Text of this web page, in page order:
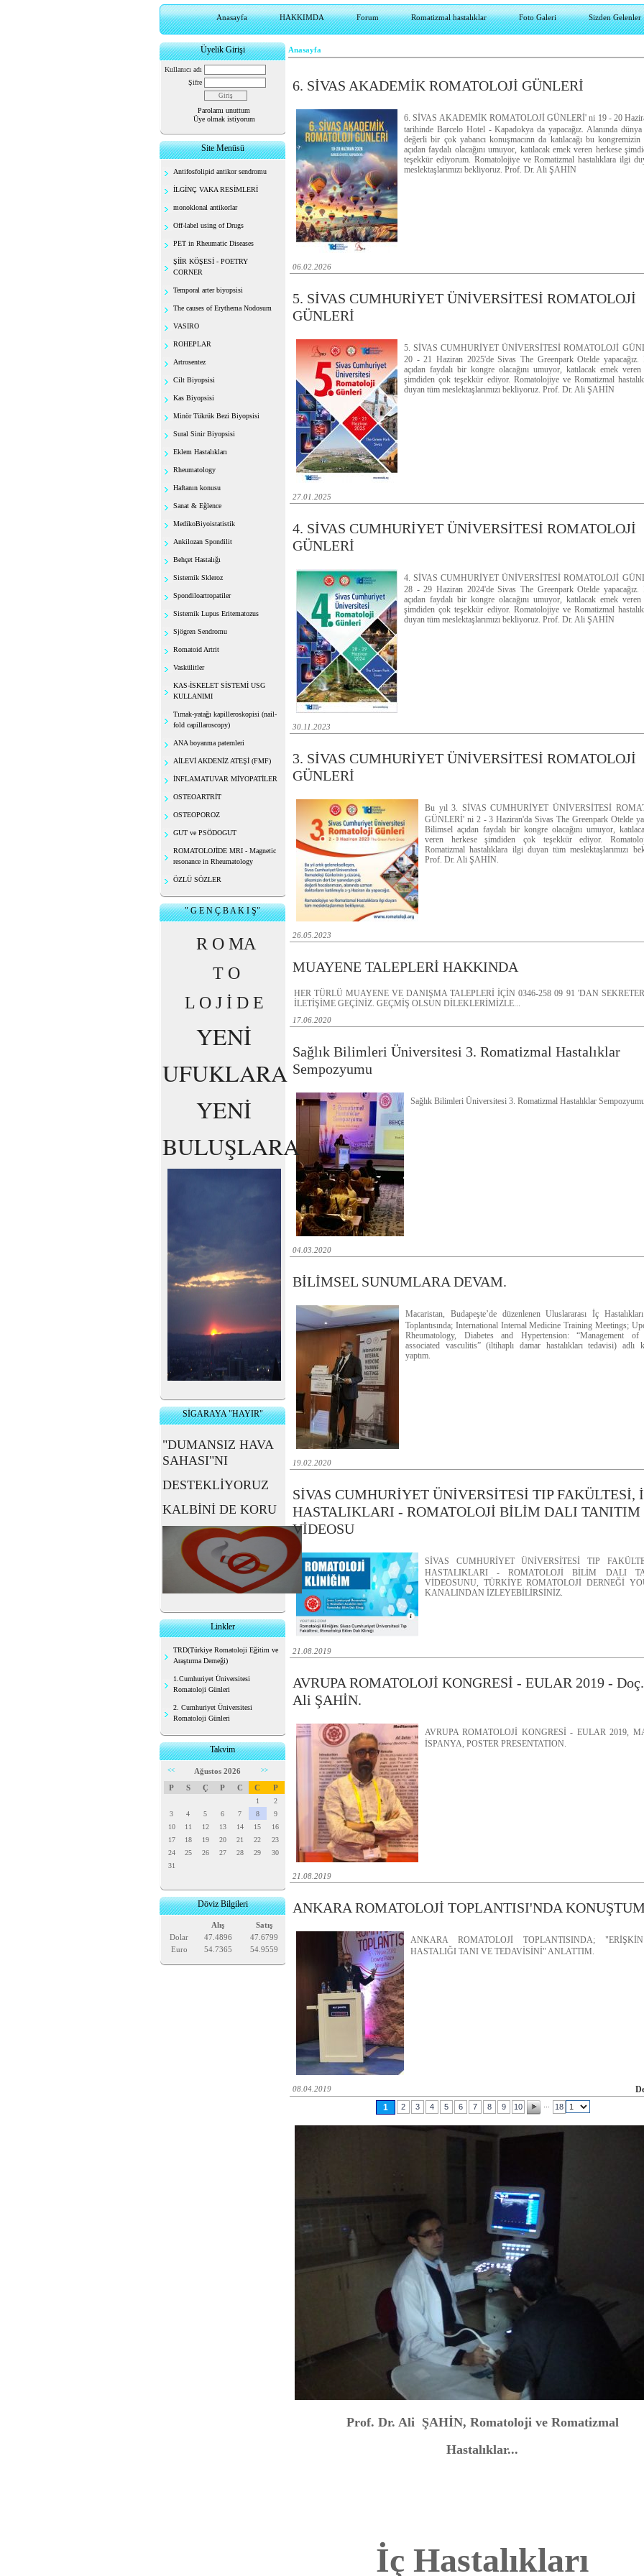
Anasayfa HAKKIMDA Forum Romatizmal hastalıklar Foto Galeri Sizden Gelenler
Üyelik Girişi
Kullanıcı adı
Şifre
Parolamı unuttum
Üye olmak istiyorum
Site Menüsü
Antifosfolipid antikor sendromu
İLGİNÇ VAKA RESİMLERİ
monoklonal antikorlar
Off-label using of Drugs
PET in Rheumatic Diseases
ŞİİR KÖŞESİ - POETRY
CORNER
Temporal arter biyopsisi
The causes of Erythema Nodosum
VASIRO
ROHEPLAR
Artrosentez
Cilt Biyopsisi
Kas Biyopsisi
Minör Tükrük Bezi Biyopsisi
Sural Sinir Biyopsisi
Eklem Hastalıkları
Rheumatology
Haftanın konusu
Sanat & Eğlence
MedikoBiyoistatistik
Ankilozan Spondilit
Behçet Hastalığı
Sistemik Skleroz
Spondiloartropatiler
Sistemik Lupus Eritematozus
Sjögren Sendromu
Romatoid Artrit
Vaskülitler
KAS-İSKELET SİSTEMİ USG
KULLANIMI
Tırnak-yatağı kapilleroskopisi (nail-
fold capillaroscopy)
ANA boyanma paternleri
AİLEVİ AKDENİZ ATEŞİ (FMF)
İNFLAMATUVAR MİYOPATİLER
OSTEOARTRİT
OSTEOPOROZ
GUT ve PSÖDOGUT
ROMATOLOJİDE MRI - Magnetic
resonance in Rheumatology
ÖZLÜ SÖZLER
" G E N Ç B A K I Ş"
R O MA
T O
L O J İ D E
YENİ
UFUKLARA
YENİ
BULUŞLARA
SİGARAYA "HAYIR"
"DUMANSIZ HAVA
SAHASI"NI
DESTEKLİYORUZ
KALBİNİ DE KORU
Linkler
TRD(Türkiye Romatoloji Eğitim ve
Araştırma Derneği)
1.Cumhuriyet Üniversitesi
Romatoloji Günleri
2. Cumhuriyet Üniversitesi
Romatoloji Günleri
Takvim
<< Ağustos 2026 >>
P S Ç P C C P
1
2
3
4 5 6 7 8
9
10
11 12 13 14 15
16
17
18 19 20 21 22
23
24
25 26 27 28 29
30
31
Döviz Bilgileri
Alış
Satış
Dolar
47.4896
47.6799
Euro
54.7365 54.9559
Anasayfa
6. SİVAS AKADEMİK ROMATOLOJİ GÜNLERİ
6. SİVAS AKADEMİK ROMATOLOJİ GÜNLERİ' ni 19 - 20
tarihinde Barcelo Hotel - Kapadokya da yapacağız. Alanında dünya
değerli bir çok yabancı konuşmacınn da katılacağı bu
açıdan faydalı olacağını umuyor, katılacak emek veren herkese
teşekkür ediyorum. Romatolojiye ve Romatizmal hastalıklara ilgi
meslektaşlarımızı bekliyoruz. Prof. Dr. Ali ŞAHİN
06.02.2026
5. SİVAS CUMHURİYET ÜNİVERSİTESİ ROMATOLOJİ
GÜNLERİ
5. SİVAS CUMHURİYET ÜNİVERSİTESİ ROMATOLOJİ
20 - 21 Haziran 2025'de Sivas The Greenpark Otelde yapacağız.
açıdan faydalı bir kongre olacağını umuyor, katılacak emek veren
şimdiden çok teşekkür ediyor. Romatolojiye ve Romatizmal
duyan tüm meslektaşlarımızı bekliyoruz. Prof. Dr. Ali ŞAHİN
27.01.2025
4. SİVAS CUMHURİYET ÜNİVERSİTESİ ROMATOLOJİ
GÜNLERİ
4. SİVAS CUMHURİYET ÜNİVERSİTESİ ROMATOLOJİ
28 - 29 Haziran 2024'de Sivas The Greenpark Otelde yapacağız.
açıdan faydalı bir kongre olacağını umuyor, katılacak emek veren
şimdiden çok teşekkür ediyor. Romatolojiye ve Romatizmal
duyan tüm meslektaşlarımızı bekliyoruz. Prof. Dr. Ali ŞAHİN
30.11.2023
3. SİVAS CUMHURİYET ÜNİVERSİTESİ ROMATOLOJİ
GÜNLERİ
Bu yıl 3. SİVAS CUMHURİYET ÜNİVERSİTESİ
GÜNLERİ' ni 2 - 3 Haziran'da Sivas The Greenpark Otelde
Bilimsel açıdan faydalı bir kongre olacağını umuyor,
veren herkese şimdiden çok teşekkür ediyor.
Romatizmal hastalıklara ilgi duyan tüm meslektaşlarımızı
Prof. Dr. Ali ŞAHİN.
26.05.2023
MUAYENE TALEPLERİ HAKKINDA
HER TÜRLÜ MUAYENE VE DANIŞMA TALEPLERİ İÇİN 0346-258 09 91 'DAN
İLETİŞİME GEÇİNİZ. GEÇMİŞ OLSUN DİLEKLERİMİZLE...
17.06.2020
Sağlık Bilimleri Üniversitesi 3. Romatizmal Hastalıklar
Sempozyumu
Sağlık Bilimleri Üniversitesi 3. Romatizmal Hastalıklar
04.03.2020
BİLİMSEL SUNUMLARA DEVAM.
Macaristan, Budapeşte’de düzenlenen Uluslararası İç
Toplantısında; International Internal Medicine Training Meetings;
Rheumatology, Diabetes and Hypertension: “Management
associated vasculitis” (iltihaplı damar hastalıkları tedavisi) adlı
yaptım.
19.02.2020
SİVAS CUMHURİYET ÜNİVERSİTESİ TIP FAKÜLTESİ,
HASTALIKLARI - ROMATOLOJİ BİLİM DALI TANITIM
VİDEOSU
SİVAS CUMHURİYET ÜNİVERSİTESİ TIP
HASTALIKLARI - ROMATOLOJİ BİLİM DALI
VİDEOSUNU, TÜRKİYE ROMATOLOJİ DERNEĞİ
KANALINDAN İZLEYEBİLİRSİNİZ.
21.08.2019
AVRUPA ROMATOLOJİ KONGRESİ - EULAR 2019 -
Ali ŞAHİN.
AVRUPA ROMATOLOJİ KONGRESİ - EULAR 2019,
İSPANYA, POSTER PRESENTATION.
21.08.2019
ANKARA ROMATOLOJİ TOPLANTISI'NDA KONUŞTUM
ANKARA ROMATOLOJİ TOPLANTISINDA;
HASTALIĞI TANI VE TEDAVİSİNİ" ANLATTIM.
08.04.2019
1
2 3 4 5 6 7 8 9 10 18
Prof. Dr. Ali ŞAHİN, Romatoloji ve Romatizmal
Hastalıklar...
İç Hastalıkları